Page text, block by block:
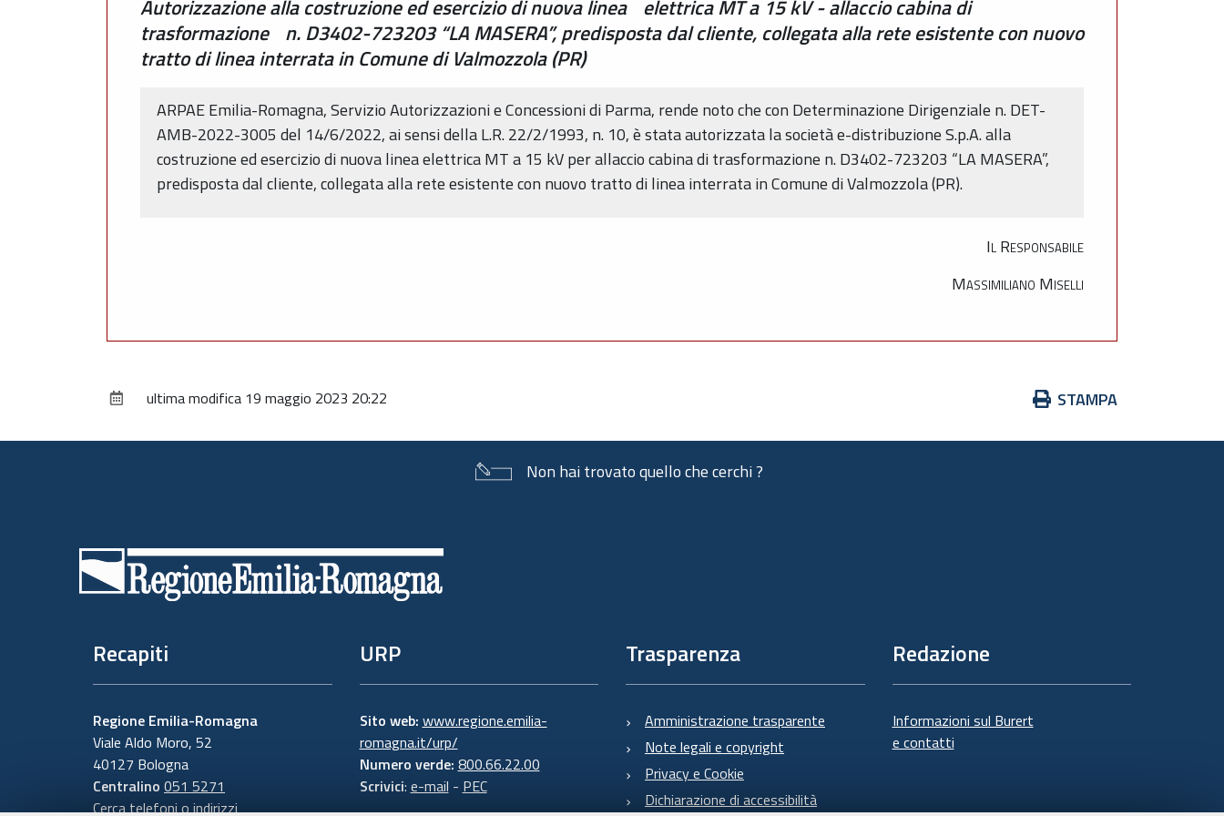
Autorizzazione alla costruzione ed esercizio di nuova linea elettrica MT a 15 kV - allaccio cabina di
trasformazione n. D3402-723203 “LA MASERA”, predisposta dal cliente, collegata alla rete esistente con nuovo
tratto di linea interrata in Comune di Valmozzola (PR)
ARPAE Emilia-Romagna, Servizio Autorizzazioni e Concessioni di Parma, rende noto che con Determinazione Dirigenziale n. DET-
AMB-2022-3005 del 14/6/2022, ai sensi della L.R. 22/2/1993, n. 10, è stata autorizzata la società e-distribuzione S.p.A. alla
costruzione ed esercizio di nuova linea elettrica MT a 15 kV per allaccio cabina di trasformazione n. D3402-723203 “LA MASERA”,
predisposta dal cliente, collegata alla rete esistente con nuovo tratto di linea interrata in Comune di Valmozzola (PR).
Il Responsabile
Massimiliano Miselli
Azioni
documento
STAMPA
ultima modifica 19 maggio 2023 20:22
Non hai trovato quello che cerchi ?
Recapiti
Regione Emilia-Romagna
Viale Aldo Moro, 52
40127 Bologna
Centralino 051 5271
Cerca telefoni o indirizzi
URP
Sito web: www.regione.emilia-
romagna.it/urp/
Numero verde: 800.66.22.00
Scrivici: e-mail - PEC
Trasparenza
Amministrazione trasparente
Note legali e copyright
Privacy e Cookie
Dichiarazione di accessibilità
Redazione
Informazioni sul Burert
e contatti